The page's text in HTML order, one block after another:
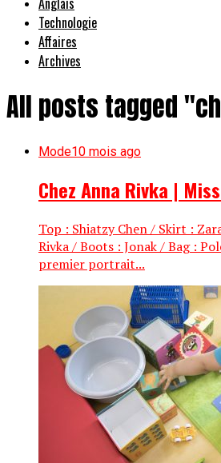
Technologie
Affaires
Archives
All posts tagged
Mode10 mois ago
Chez Anna Rivka |
Top : Shiatzy Chen / Skirt :
Rivka / Boots : Jonak / Bag :
premier portrait...